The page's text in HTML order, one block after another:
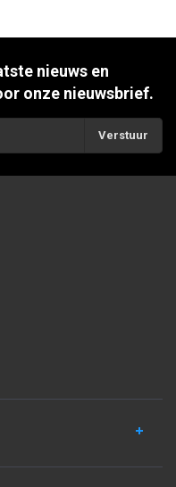
nieuws en
onze nieuwsbrief.
Verstuur